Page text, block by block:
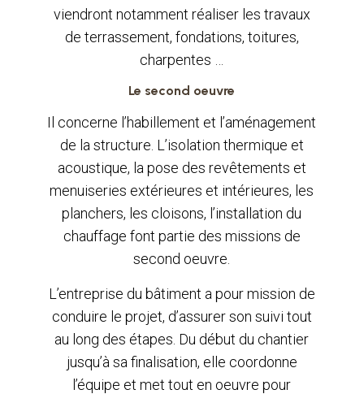
viendront notamment réaliser les travaux
de terrassement, fondations, toitures,
charpentes …
Le second oeuvre
Il concerne l’habillement et l’aménagement
de la structure. L’isolation thermique et
acoustique, la pose des revêtements et
menuiseries extérieures et intérieures, les
planchers, les cloisons, l’installation du
chauffage font partie des missions de
second oeuvre.
L’entreprise du bâtiment a pour mission de
conduire le projet, d’assurer son suivi tout
au long des étapes. Du début du chantier
jusqu’à sa finalisation, elle coordonne
l’équipe et met tout en oeuvre pour